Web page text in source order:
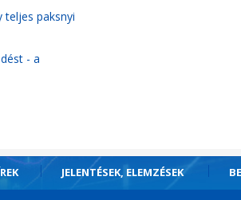
teljes paksnyi
- a
JELENTÉSEK, ELEMZÉSEK